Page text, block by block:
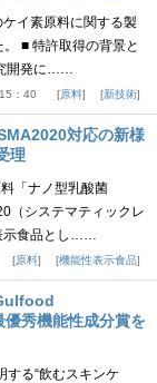
イ素原料に関する製
■ 特許取得の背景と
開発に……
：40 原料 新技術
対応の新様
理
「ナノ型乳酸菌
（システマティックレ
示食品とし……
原料 機能性表示食品
秀機能性成分賞を
る“飲むスキンケ